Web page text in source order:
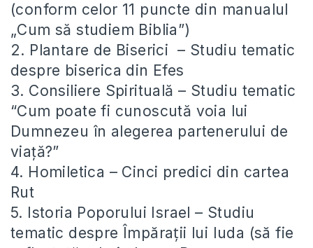
(conform celor 11 puncte din manualul
„Cum să studiem Biblia”)
2. Plantare de Biserici – Studiu tematic
despre biserica din Efes
3. Consiliere Spirituală – Studiu tematic
“Cum poate fi cunoscută voia lui
Dumnezeu în alegerea partenerului de
viață?”
4. Homiletica – Cinci predici din cartea
Rut
5. Istoria Poporului Israel – Studiu
tematic despre Împărații lui Iuda (să fie